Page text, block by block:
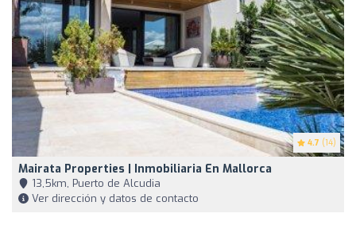
4.7 (14)
Mairata Properties | Inmobiliaria En Mallorca
13,5km, Puerto de Alcudia
Ver dirección y datos de contacto